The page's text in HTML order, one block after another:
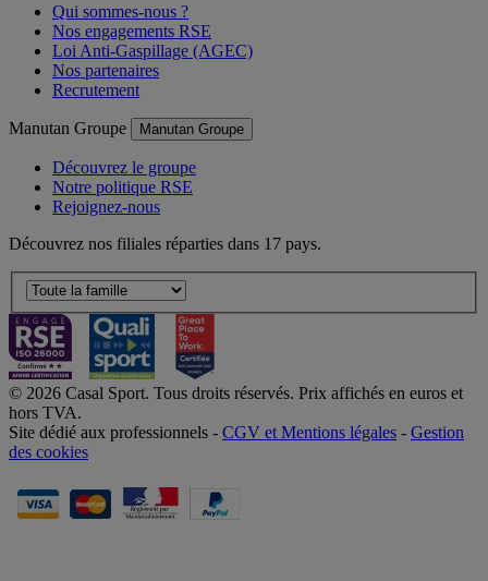
Qui sommes-nous ?
Nos engagements RSE
Loi Anti-Gaspillage (AGEC)
Nos partenaires
Recrutement
Manutan Groupe Manutan Groupe
Découvrez le groupe
Notre politique RSE
Rejoignez-nous
Découvrez nos filiales réparties dans 17 pays.
© 2026 Casal Sport. Tous droits réservés. Prix affichés en euros et
hors TVA.
Site dédié aux professionnels - CGV et Mentions légales - Gestion
des cookies